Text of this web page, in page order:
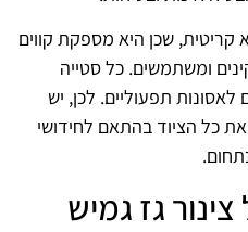
שכן היא מספקת קווים
ומשתמשים. כל סטייה
תפעוליים. לכן, יש
כל הציוד בהתאם לחידושי
גז גמיש